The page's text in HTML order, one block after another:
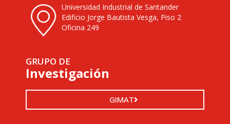
Universidad Industrial de Santander
Edificio Jorge Bautista Vesga, Piso 2
Oficina 249
GRUPO DE
Investigación
GIMAT